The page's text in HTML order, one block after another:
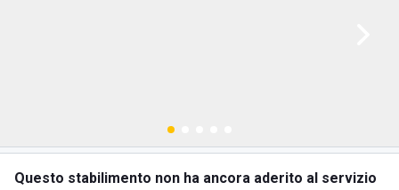
Questo stabilimento non ha ancora aderito al servizio